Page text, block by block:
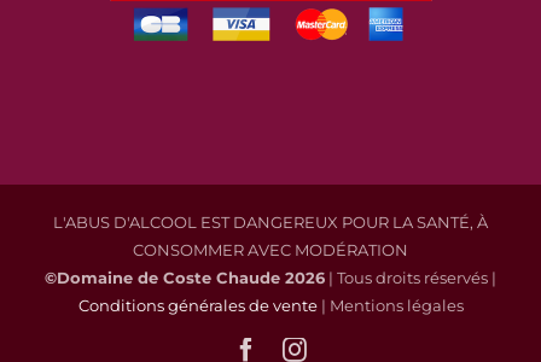
L'ABUS D'ALCOOL EST DANGEREUX POUR LA SANTÉ, À
CONSOMMER AVEC MODÉRATION
©Domaine de Coste Chaude 2026 | Tous droits réservés |
Conditions générales de vente| Mentions légales
FacebookInstagram